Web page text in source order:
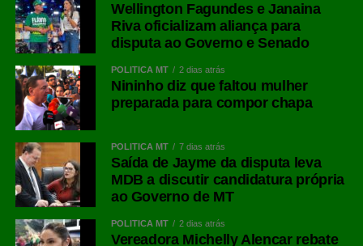
Wellington Fagundes e Janaina
Riva oficializam aliança para
disputa ao Governo e Senado
POLÍTICA MT 2 dias atrás
Nininho diz que faltou mulher
preparada para compor chapa
POLÍTICA MT 7 dias atrás
Saída de Jayme da disputa leva
MDB a discutir candidatura própria
ao Governo de MT
POLÍTICA MT 2 dias atrás
Vereadora Michelly Alencar rebate